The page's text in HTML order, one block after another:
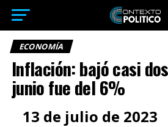
ECONOMÍA
Inflación: bajó casi
junio fue del 6%
13 de julio de 2023